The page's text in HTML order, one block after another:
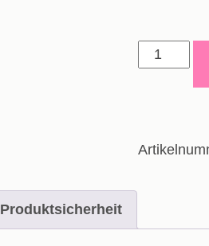
Menge
Produktsicherheit